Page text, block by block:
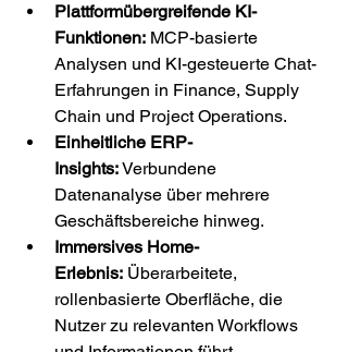
Plattformübergreifende KI-
Funktionen: MCP-basierte
Analysen und KI-gesteuerte Chat-
Erfahrungen in Finance, Supply
Chain und Project Operations.
Einheitliche ERP-
Insights: Verbundene
Datenanalyse über mehrere
Geschäftsbereiche hinweg.
Immersives Home-
Erlebnis: Überarbeitete,
rollenbasierte Oberfläche, die
Nutzer zu relevanten Workflows